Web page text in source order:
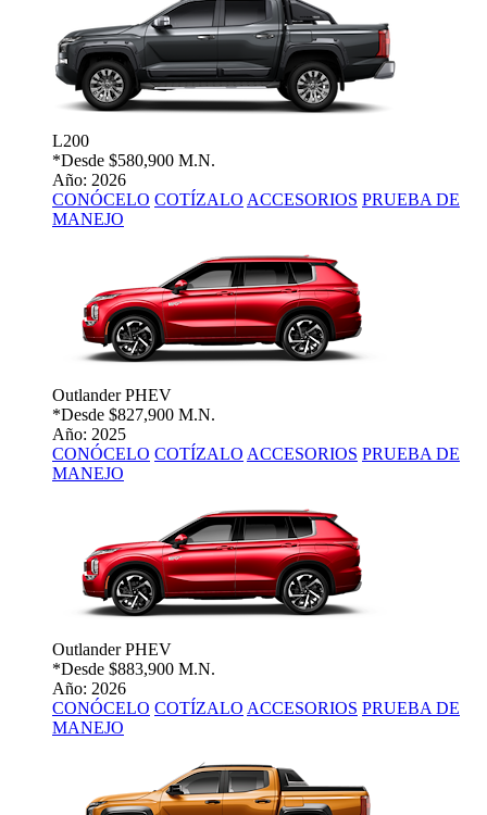
L200
*Desde $580,900 M.N.
Año: 2026
CONÓCELO COTÍZALO ACCESORIOS PRUEBA DE
MANEJO
Outlander PHEV
*Desde $827,900 M.N.
Año: 2025
CONÓCELO COTÍZALO ACCESORIOS PRUEBA DE
MANEJO
Outlander PHEV
*Desde $883,900 M.N.
Año: 2026
CONÓCELO COTÍZALO ACCESORIOS PRUEBA DE
MANEJO